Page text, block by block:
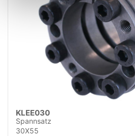
KLEE030
Spannsatz
30X55